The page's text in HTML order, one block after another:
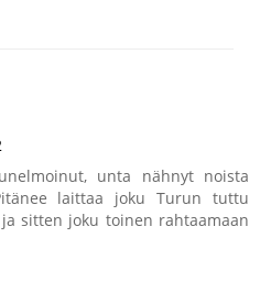
unta nähnyt noista
laittaa joku Turun tuttu
sitten joku toinen rahtaamaan